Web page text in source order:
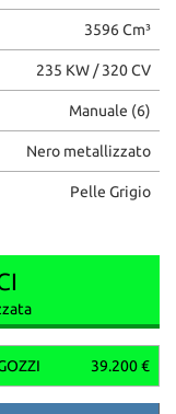
3596 Cm³
235 KW / 320 CV
Manuale (6)
Nero metallizzato
Pelle Grigio
39.200 €